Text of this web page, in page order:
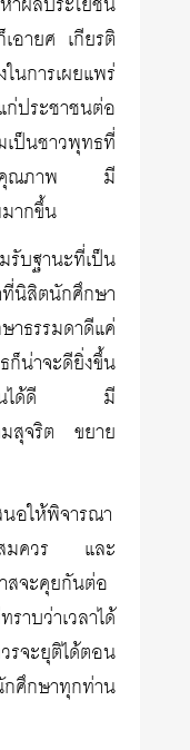
อายศ เกียรติ
การเผยแพร่
ก่ประชาชนต่อ
ป็นชาวพุทธที่
มีคุณภาพ มี
ากขึ้น
บฐานะที่เป็น
นิสิตนักศึกษา
ธรรมดาดีแค่
น่าจะดียิ่งขึ้น
งานได้ดี มี
จริต ขยาย
อให้พิจารณา
สมควร และ
สจะคุยกันต่อ
บว่าเวลาได้
รจะยุติได้ตอน
ศึกษาทุกท่าน